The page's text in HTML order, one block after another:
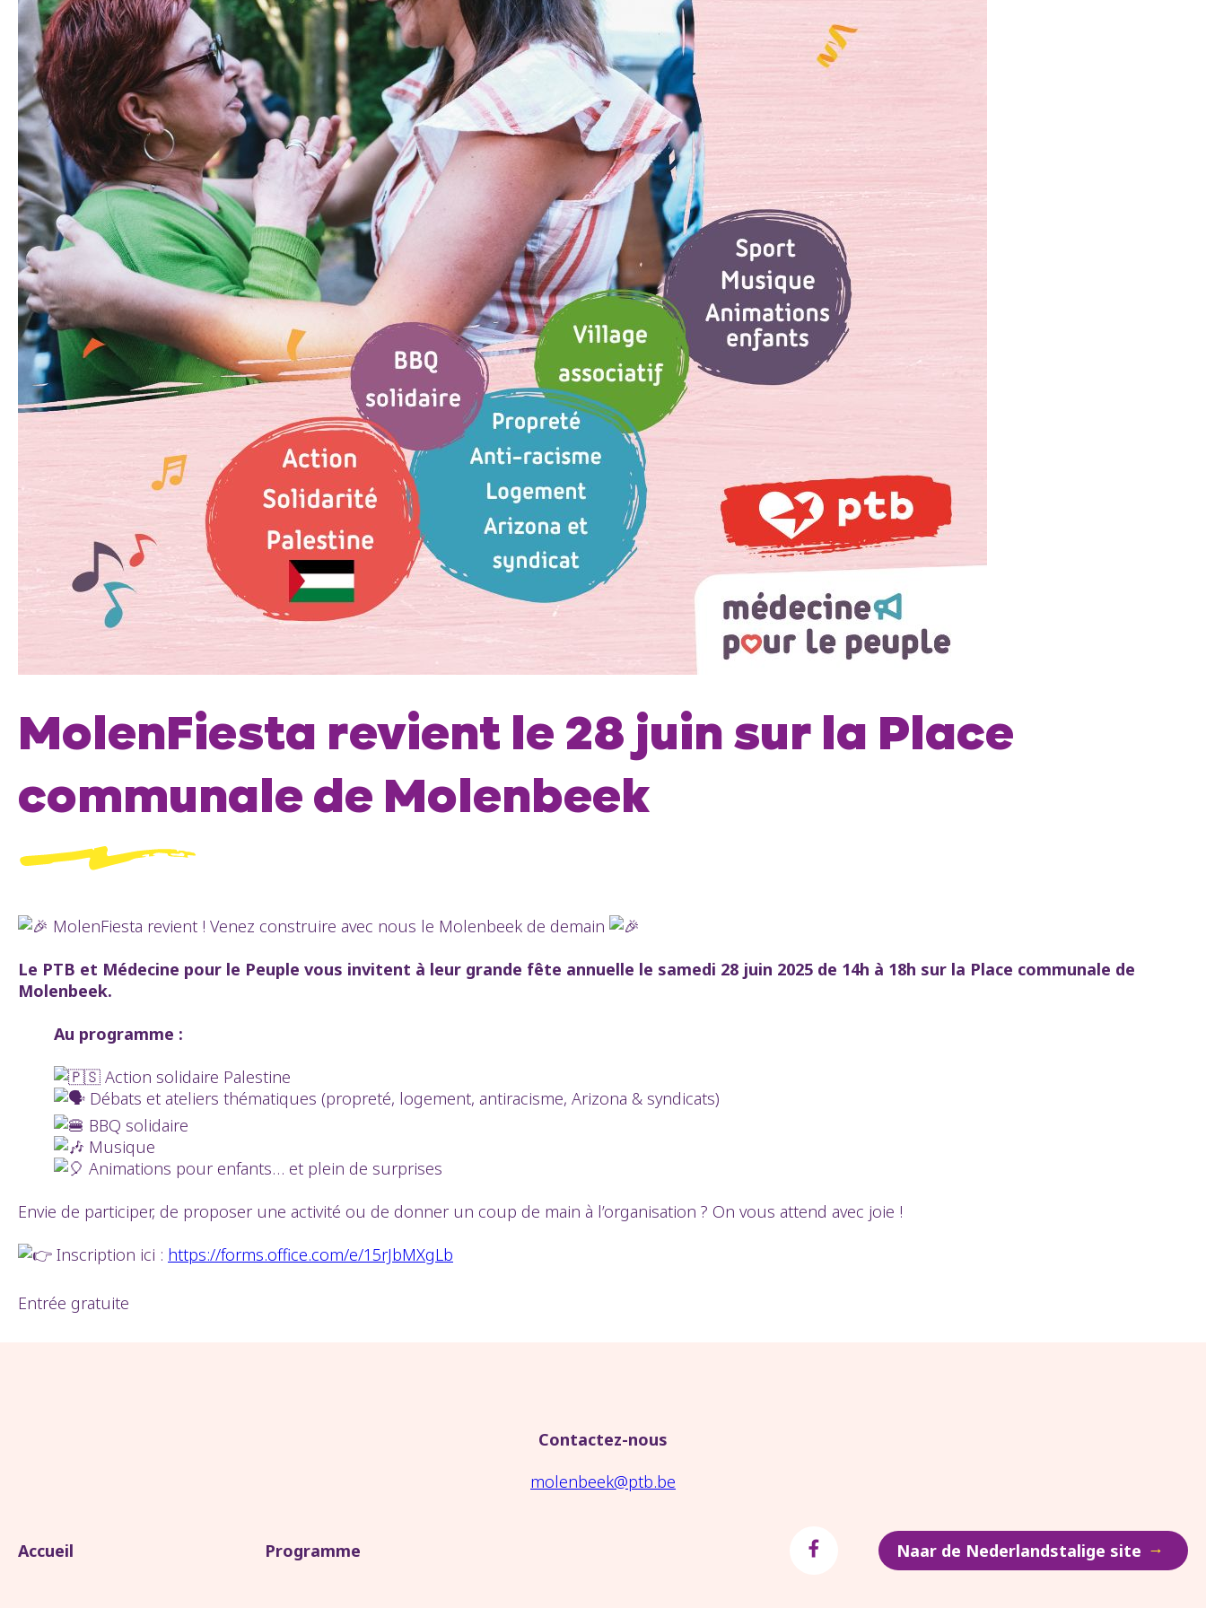
MolenFiesta revient le 28 juin sur la Place
communale de Molenbeek
MolenFiesta revient ! Venez construire avec nous le Molenbeek de demain
Le PTB et Médecine pour le Peuple vous invitent à leur grande fête annuelle le samedi 28 juin 2025 de 14h à 18h sur la Place communale de
Molenbeek.
Au programme :
Action solidaire Palestine
Débats et ateliers thématiques (propreté, logement, antiracisme, Arizona & syndicats)
BBQ solidaire
Musique
Animations pour enfants… et plein de surprises
Envie de participer, de proposer une activité ou de donner un coup de main à l’organisation ? On vous attend avec joie !
Inscription ici : https://forms.office.com/e/15rJbMXgLb
Entrée gratuite
Contactez-nous
molenbeek@ptb.be
Accueil Programme Naar de Nederlandstalige site →